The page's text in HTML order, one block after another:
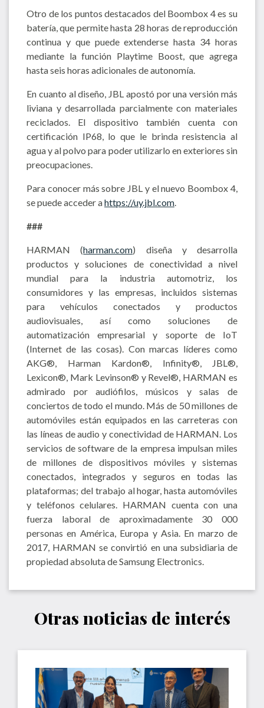
Otro de los puntos destacados del Boombox 4 es su
batería, que permite hasta 28 horas de reproducción
continua y que puede extenderse hasta 34 horas
mediante la función Playtime Boost, que agrega
hasta seis horas adicionales de autonomía.
En cuanto al diseño, JBL apostó por una versión más
liviana y desarrollada parcialmente con materiales
reciclados. El dispositivo también cuenta con
certificación IP68, lo que le brinda resistencia al
agua y al polvo para poder utilizarlo en exteriores sin
preocupaciones.
Para conocer más sobre JBL y el nuevo Boombox 4,
se puede acceder ahttps://uy.jbl.com.
###
HARMAN (harman.com) diseña y desarrolla
productos y soluciones de conectividad a nivel
mundial para la industria automotriz, los
consumidores y las empresas, incluidos sistemas
para vehículos conectados y productos
audiovisuales, así como soluciones de
automatización empresarial y soporte de IoT
(Internet de las cosas). Con marcas líderes como
AKG®, Harman Kardon®, Infinity®, JBL®,
Lexicon®, Mark Levinson® y Revel®, HARMAN es
admirado por audiófilos, músicos y salas de
conciertos de todo el mundo. Más de 50 millones de
automóviles están equipados en las carreteras con
las líneas de audio y conectividad de HARMAN. Los
servicios de software de la empresa impulsan miles
de millones de dispositivos móviles y sistemas
conectados, integrados y seguros en todas las
plataformas; del trabajo al hogar, hasta automóviles
y teléfonos celulares. HARMAN cuenta con una
fuerza laboral de aproximadamente 30 000
personas en América, Europa y Asia. En marzo de
2017, HARMAN se convirtió en una subsidiaria de
propiedad absoluta de Samsung Electronics.
Otras noticias de interés